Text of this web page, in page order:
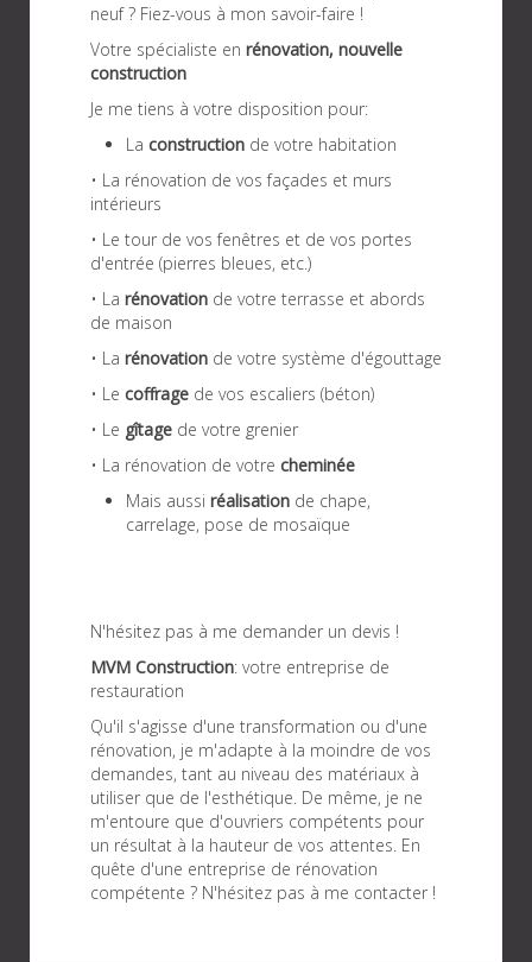
neuf ? Fiez-vous à mon savoir-faire !
Votre spécialiste en rénovation, nouvelle
construction
Je me tiens à votre disposition pour:
La construction de votre habitation
• La rénovation de vos façades et murs
intérieurs
• Le tour de vos fenêtres et de vos portes
d'entrée (pierres bleues, etc.)
• La rénovation de votre terrasse et abords
de maison
• La rénovation de votre système d'égouttage
• Le coffrage de vos escaliers (béton)
• Le gîtage de votre grenier
• La rénovation de votre cheminée
Mais aussi réalisation de chape,
carrelage, pose de mosaïque
N'hésitez pas à me demander un devis !
MVM Construction: votre entreprise de
restauration
Qu'il s'agisse d'une transformation ou d'une
rénovation, je m'adapte à la moindre de vos
demandes, tant au niveau des matériaux à
utiliser que de l'esthétique. De même, je ne
m'entoure que d'ouvriers compétents pour
un résultat à la hauteur de vos attentes. En
quête d'une entreprise de rénovation
compétente ? N'hésitez pas à me contacter !